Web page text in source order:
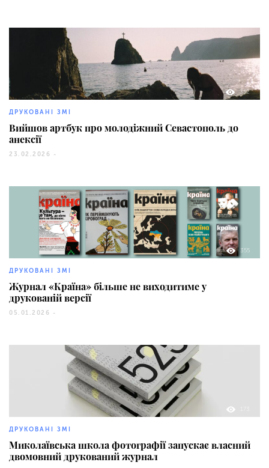
352
ДРУКОВАНІ ЗМІ
Вийшов артбук про молодіжний Севастополь до
анексії
23.02.2026 -
355
ДРУКОВАНІ ЗМІ
Журнал «Країна» більше не виходитиме у
друкованій версії
05.01.2026 -
ДРУКОВАНІ ЗМІ
Миколаївська школа фотографії запускає власний
двомовний друкований журнал